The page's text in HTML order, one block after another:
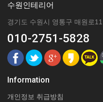
수원인테리어
경기도 수원시 영통구 매원로11
010-2751-5828
Information
개인정보 취급방침